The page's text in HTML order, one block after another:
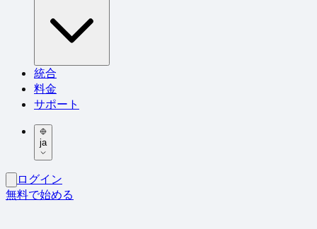
統合
料金
サポート
ja
ログイン
無料で始める